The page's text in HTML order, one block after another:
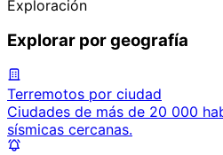
Exploración
Explorar por geografía
Terremotos por ciudad
Ciudades de más de 20 000
sísmicas cercanas.